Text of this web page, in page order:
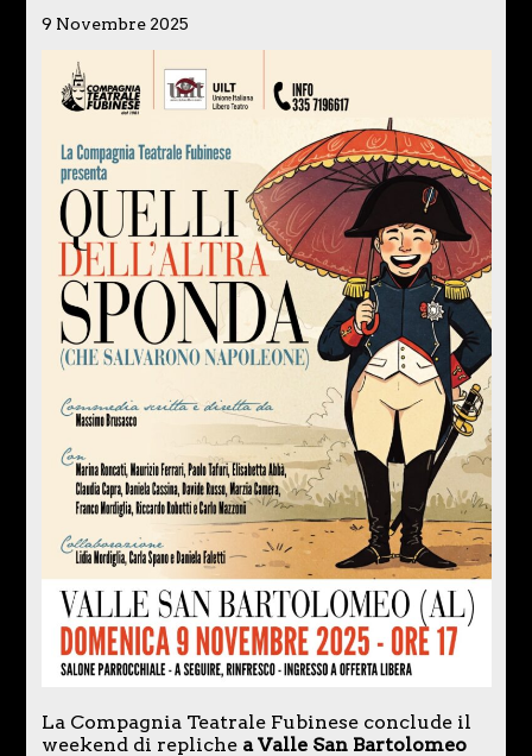
9 Novembre 2025
La Compagnia Teatrale Fubinese conclude il
weekend di repliche a Valle San Bartolomeo